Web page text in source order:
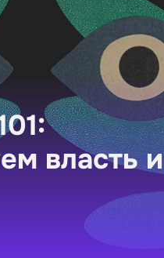
власть